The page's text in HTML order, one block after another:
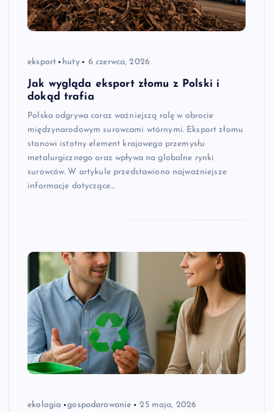
eksport huty 6 czerwca, 2026
Jak wygląda eksport złomu z Polski i
dokąd trafia
Polska odgrywa coraz ważniejszą rolę w obrocie
międzynarodowym surowcami wtórnymi. Eksport złomu
stanowi istotny element krajowego przemysłu
metalurgicznego oraz wpływa na globalne rynki
surowców. W artykule przedstawiono najważniejsze
informacje dotyczące…
ekologia gospodarowanie 25 maja, 2026